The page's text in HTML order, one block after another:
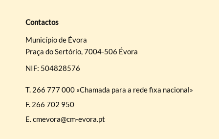
Contactos
Município de Évora
Praça do Sertório, 7004-506 Évora
NIF: 504828576
T. 266 777 000 «Chamada para a rede fixa nacional»
F. 266 702 950
E.cmevora@cm-evora.pt